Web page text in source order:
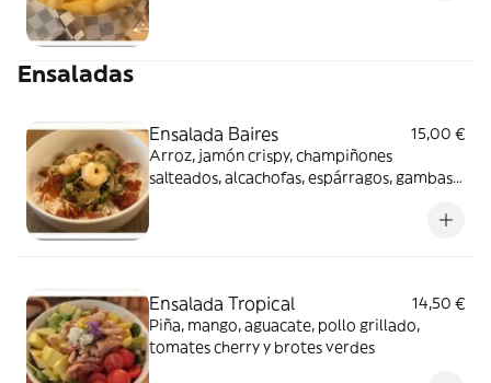
Ensaladas
Ensalada Baires
15,00 €
Arroz, jamón crispy, champiñones
salteados, alcachofas, espárragos, gambas y
Ensalada Tropical
14,50 €
Piña, mango, aguacate, pollo grillado,
tomates cherry y brotes verdes